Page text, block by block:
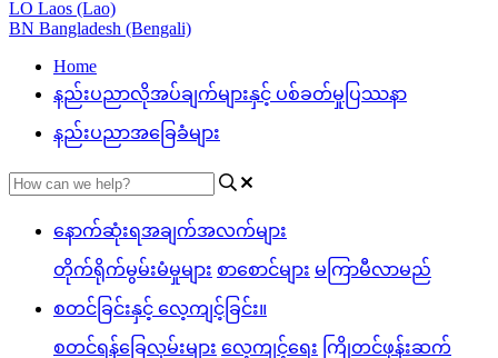
LO Laos (Lao)
BN Bangladesh (Bengali)
Home
နည်းပညာလိုအပ်ချက်များနှင့် ပစ်ခတ်မှုပြဿနာ
နည်းပညာအခြေခံများ
နောက်ဆုံးရအချက်အလက်များ
တိုက်ရိုက်မွမ်းမံမှုများ စာစောင်များ မကြာမီလာမည်
စတင်ခြင်းနှင့် လေ့ကျင့်ခြင်း။
စတင်ရန်ခြေလှမ်းများ လေ့ကျင့်ရေး ကြိုတင်ဖုန်းဆက်